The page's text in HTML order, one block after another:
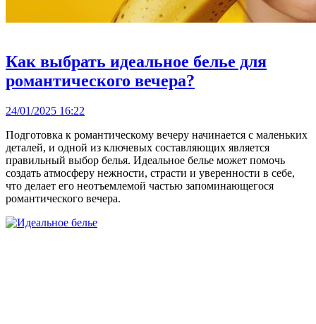
Как выбрать идеальное белье для
романтического вечера?
24/01/2025 16:22
Подготовка к романтическому вечеру начинается с маленьких
деталей, и одной из ключевых составляющих является
правильный выбор белья. Идеальное белье может помочь
создать атмосферу нежности, страсти и уверенности в себе,
что делает его неотъемлемой частью запоминающегося
романтического вечера.